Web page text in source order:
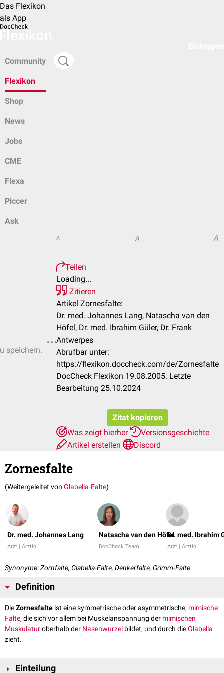
Das Flexikon
als App
Community
Flexikon
Shop
News
Jobs
CME
Flexa
Piccer
Ask
speichern.
A A A
Teilen
Loading...
Zitieren
Artikel Zornesfalte:
Dr. med. Johannes Lang, Natascha van den
Höfel, Dr. med. Ibrahim Güler, Dr. Frank
Antwerpes
Abrufbar unter:
https://flexikon.doccheck.com/de/Zornesfalte
DocCheck Flexikon 19.08.2005. Letzte
Bearbeitung 25.10.2024
Zitat kopieren
Was zeigt hierher
Versionsgeschichte
Artikel erstellen
Discord
Zornesfalte
(Weitergeleitet von Glabella-Falte)
Dr. med. Johannes Lang
Arzt | Ärztin
Natascha van den Höfel
DocCheck Team
Dr. med. Ibrahim
Arzt | Ärztin
Synonyme: Zornfalte, Glabella-Falte, Denkerfalte, Grimm-Falte
Definition
DieZornesfalte ist eine symmetrische oder asymmetrische, mimische
Falte, die sich vor allem bei Muskelanspannung der mimischen
Muskulaturoberhalb der Nasenwurzel bildet, und durch dieGlabella
zieht.
Einteilung